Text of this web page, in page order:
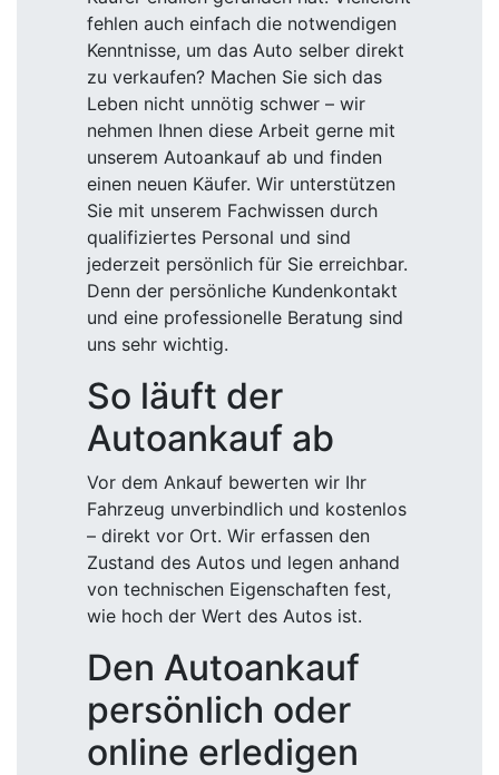
fehlen auch einfach die notwendigen
Kenntnisse, um das Auto selber direkt
zu verkaufen? Machen Sie sich das
Leben nicht unnötig schwer – wir
nehmen Ihnen diese Arbeit gerne mit
unserem Autoankauf ab und finden
einen neuen Käufer. Wir unterstützen
Sie mit unserem Fachwissen durch
qualifiziertes Personal und sind
jederzeit persönlich für Sie erreichbar.
Denn der persönliche Kundenkontakt
und eine professionelle Beratung sind
uns sehr wichtig.
So läuft der
Autoankauf ab
Vor dem Ankauf bewerten wir Ihr
Fahrzeug unverbindlich und kostenlos
– direkt vor Ort. Wir erfassen den
Zustand des Autos und legen anhand
von technischen Eigenschaften fest,
wie hoch der Wert des Autos ist.
Den Autoankauf
persönlich oder
online erledigen